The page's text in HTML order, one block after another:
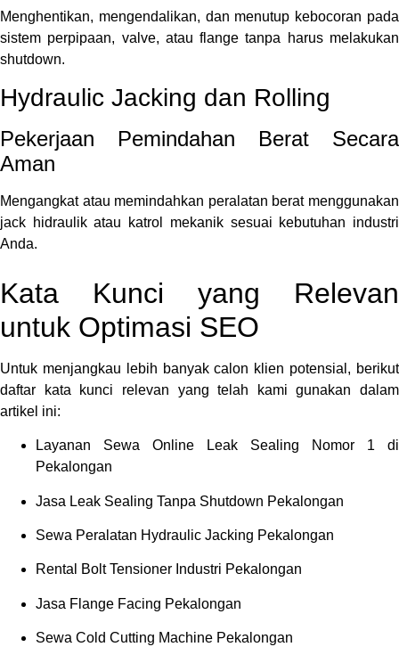
Menghentikan, mengendalikan, dan menutup kebocoran pada
sistem perpipaan, valve, atau flange tanpa harus melakukan
shutdown.
Hydraulic Jacking dan Rolling
Pekerjaan Pemindahan Berat Secara
Aman
Mengangkat atau memindahkan peralatan berat menggunakan
jack hidraulik atau katrol mekanik sesuai kebutuhan industri
Anda.
Kata Kunci yang Relevan
untuk Optimasi SEO
Untuk menjangkau lebih banyak calon klien potensial, berikut
daftar kata kunci relevan yang telah kami gunakan dalam
artikel ini:
Layanan Sewa Online Leak Sealing Nomor 1 di
Pekalongan
Jasa Leak Sealing Tanpa Shutdown Pekalongan
Sewa Peralatan Hydraulic Jacking Pekalongan
Rental Bolt Tensioner Industri Pekalongan
Jasa Flange Facing Pekalongan
Sewa Cold Cutting Machine Pekalongan